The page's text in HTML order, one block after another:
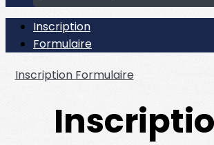
Inscription
Formulaire
Inscription Formulaire